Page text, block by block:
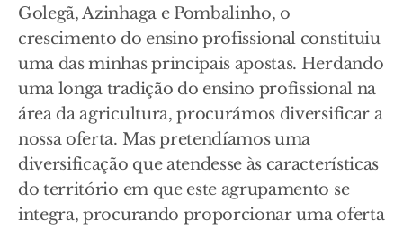
Golegã, Azinhaga e Pombalinho, o
crescimento do ensino profissional constituiu
uma das minhas principais apostas. Herdando
uma longa tradição do ensino profissional na
área da agricultura, procurámos diversificar a
nossa oferta. Mas pretendíamos uma
diversificação que atendesse às características
do território em que este agrupamento se
integra, procurando proporcionar uma oferta